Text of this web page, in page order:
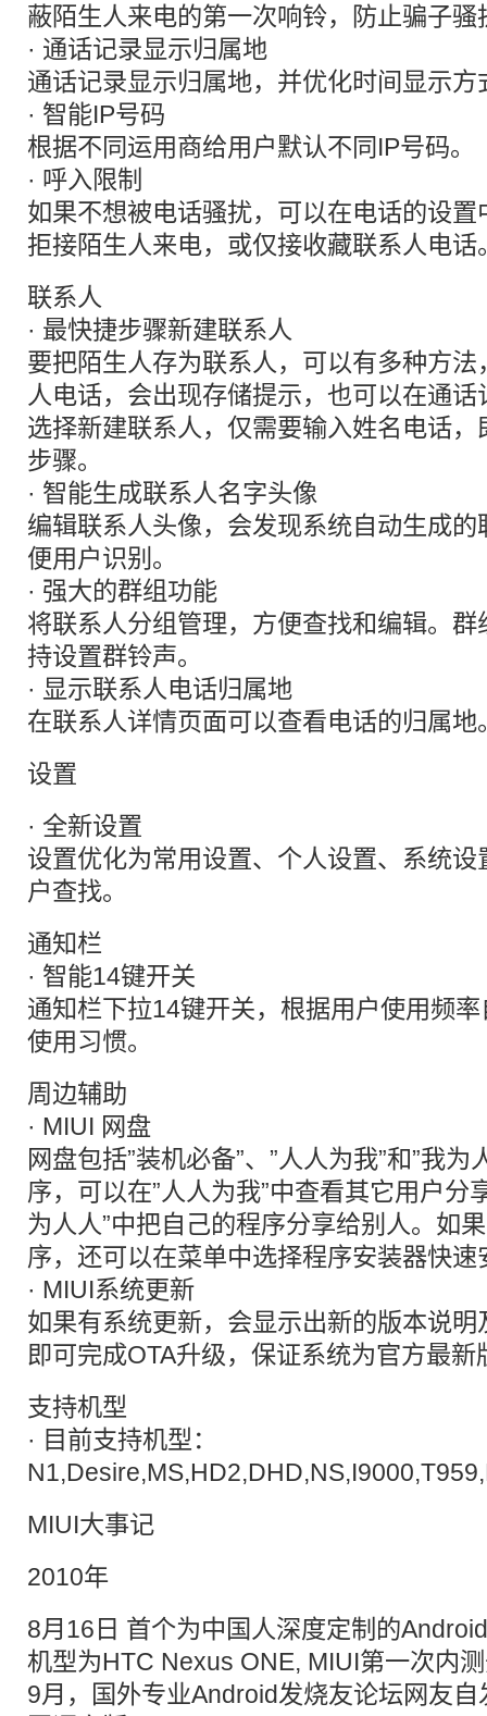
蔽陌生人来电的第一次响铃，防止骗子骚
· 通话记录显示归属地
通话记录显示归属地，并优化时间显示方
· 智能IP号码
根据不同运用商给用户默认不同IP号码。
· 呼入限制
如果不想被电话骚扰，可以在电话的设
拒接陌生人来电，或仅接收藏联系人电话
联系人
· 最快捷步骤新建联系人
要把陌生人存为联系人，可以有多种方
人电话，会出现存储提示，也可以在通
选择新建联系人，仅需要输入姓名电话
步骤。
· 智能生成联系人名字头像
编辑联系人头像，会发现系统自动生成
便用户识别。
· 强大的群组功能
将联系人分组管理，方便查找和编辑。
持设置群铃声。
· 显示联系人电话归属地
在联系人详情页面可以查看电话的归属地
设置
· 全新设置
设置优化为常用设置、个人设置、系统
户查找。
通知栏
· 智能14键开关
通知栏下拉14键开关，根据用户使用频
使用习惯。
周边辅助
· MIUI 网盘
网盘包括”装机必备”、”人人为我”和”我
序，可以在”人人为我”中查看其它用户分
为人人”中把自己的程序分享给别人。如
序，还可以在菜单中选择程序安装器快速
· MIUI系统更新
如果有系统更新，会显示出新的版本说
即可完成OTA升级，保证系统为官方最新
支持机型
· 目前支持机型：
MIUI大事记
2010年
8月16日 首个为中国人深度定制的
机型为HTC Nexus ONE, MIUI第一次内
9月，国外专业Android发烧友论坛网友